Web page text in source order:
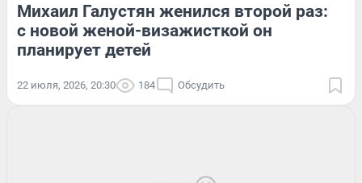
Михаил Галустян женился второй раз:
с новой женой-визажисткой он
планирует детей
22 июля, 2026, 20:30 184 Обсудить